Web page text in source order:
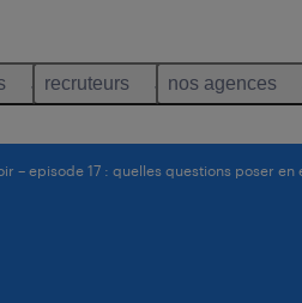
recruteurs nos agences
– episode 17 : quelles questions poser